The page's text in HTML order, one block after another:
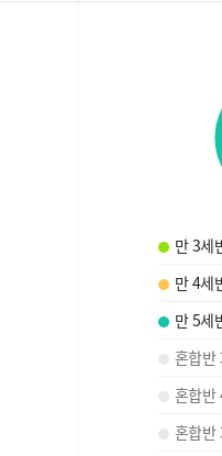
만 3세
만 4세
만 5세
혼합반
혼합반
혼합반